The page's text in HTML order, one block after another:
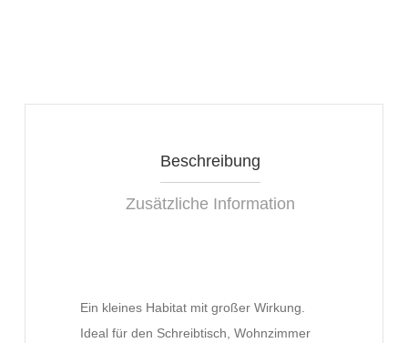
Beschreibung
Zusätzliche Information
Ein kleines Habitat mit großer Wirkung.
Ideal für den Schreibtisch, Wohnzimmer